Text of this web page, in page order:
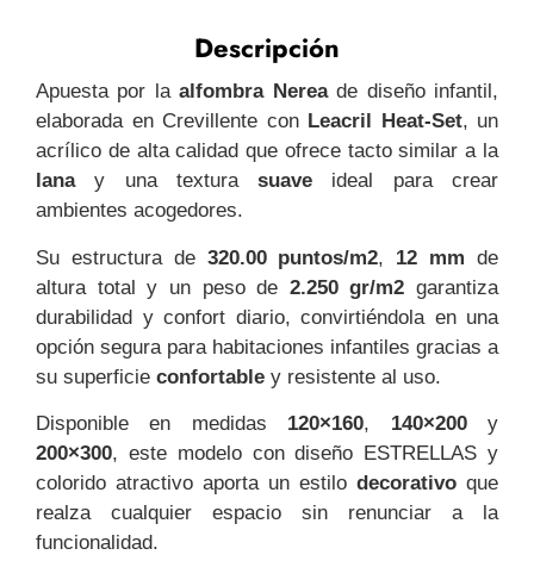
Descripción
Apuesta por laalfombra Nereade diseño infantil,
elaborada en Crevillente con Leacril Heat-Set, un
acrílico de alta calidad que ofrece tacto similar a la
lanay una texturasuave ideal para crear
ambientes acogedores.
Su estructura de 320.00 puntos/m2, 12 mm de
altura total y un peso de 2.250 gr/m2 garantiza
durabilidad y confort diario, convirtiéndola en una
opción segura para habitaciones infantiles gracias a
su superficie confortable y resistente al uso.
Disponible en medidas 120×160, 140×200y
200×300, este modelo con diseño ESTRELLAS y
colorido atractivo aporta un estilo decorativo que
realza cualquier espacio sin renunciar a la
funcionalidad.